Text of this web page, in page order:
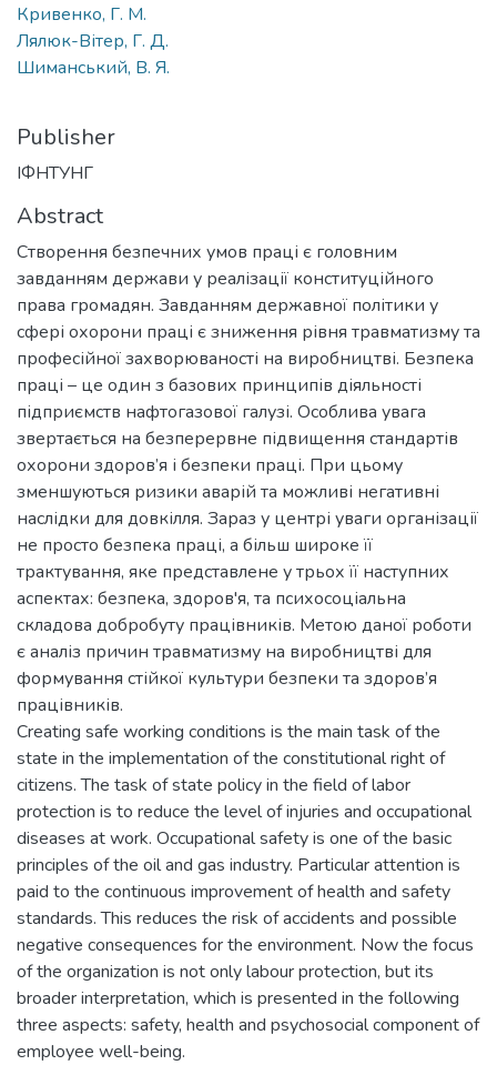
Кривенко, Г. М.
Лялюк-Вітер, Г. Д.
Шиманський, В. Я.
Publisher
ІФНТУНГ
Abstract
Створення безпечних умов праці є головним
завданням держави у реалізації конституційного
права громадян. Завданням державної політики у
сфері охорони праці є зниження рівня травматизму та
професійної захворюваності на виробництві. Безпека
праці – це один з базових принципів діяльності
підприємств нафтогазової галузі. Особлива увага
звертається на безперервне підвищення стандартів
охорони здоров’я і безпеки праці. При цьому
зменшуються ризики аварій та можливі негативні
наслідки для довкілля. Зараз у центрі уваги організації
не просто безпека праці, а більш широке її
трактування, яке представлене у трьох її наступних
аспектах: безпека, здоров'я, та психосоціальна
складова добробуту працівників. Метою даної роботи
є аналіз причин травматизму на виробництві для
формування стійкої культури безпеки та здоров’я
працівників.
Creating safe working conditions is the main task of the
state in the implementation of the constitutional right of
citizens. The task of state policy in the field of labor
protection is to reduce the level of injuries and occupational
diseases at work. Occupational safety is one of the basic
principles of the oil and gas industry. Particular attention is
paid to the continuous improvement of health and safety
standards. This reduces the risk of accidents and possible
negative consequences for the environment. Now the focus
of the organization is not only labour protection, but its
broader interpretation, which is presented in the following
three aspects: safety, health and psychosocial component of
employee well-being.